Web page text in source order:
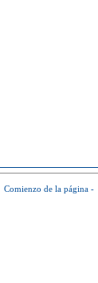
Comienzo de la página -